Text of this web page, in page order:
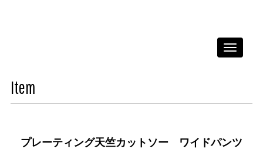
Toggle
Item
プレーティング天竺カットソー ワイドパンツ